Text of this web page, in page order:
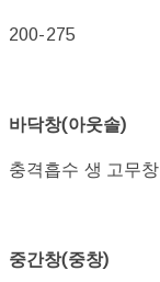
200-275
바닥창(아웃솔)
충격흡수 생 고무창
중간창(중창)